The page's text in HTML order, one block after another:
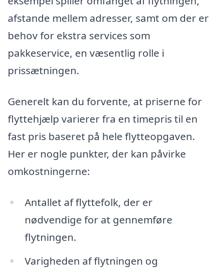
afstande mellem adresser, samt om der er
behov for ekstra services som
pakkeservice, en væsentlig rolle i
prissætningen.
Generelt kan du forvente, at priserne for
flyttehjælp varierer fra en timepris til en
fast pris baseret på hele flytteopgaven.
Her er nogle punkter, der kan påvirke
omkostningerne:
Antallet af flyttefolk, der er
nødvendige for at gennemføre
flytningen.
Varigheden af flytningen og